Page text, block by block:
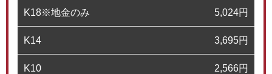
K18※地金のみ 5,024円
K14 3,695円
K10 2,566円